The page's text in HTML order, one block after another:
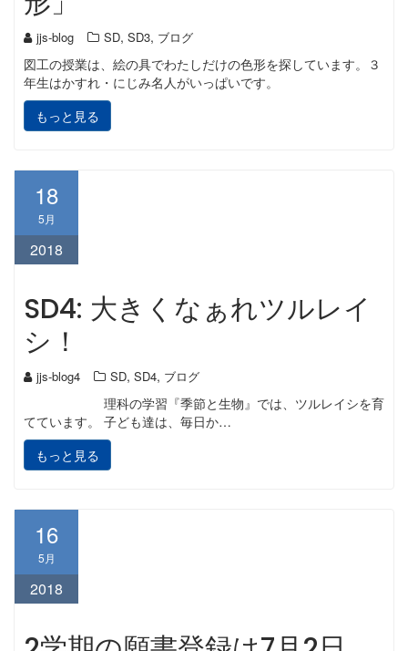
jjs-blog SD, SD3, ブログ
図工の授業は、絵の具でわたしだけの色形を探しています。３
年生はかすれ・にじみ名人がいっぱいです。
もっと見る
18
5月
2018
SD4: 大きくなぁれツルレイ
シ！
jjs-blog4 SD, SD4, ブログ
理科の学習『季節と生物』では、ツルレイシを育
てています。 子ども達は、毎日か…
もっと見る
16
5月
2018